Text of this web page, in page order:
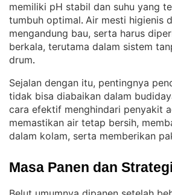
memiliki pH stabil dan suhu yang
tumbuh optimal. Air mesti higienis
mengandung bau, serta harus
berkala, terutama dalam sistem
drum.
Sejalan dengan itu, pentingnya
tidak bisa diabaikan dalam
cara efektif menghindari penyakit
memastikan air tetap bersih,
dalam kolam, serta memberikan
Masa Panen dan